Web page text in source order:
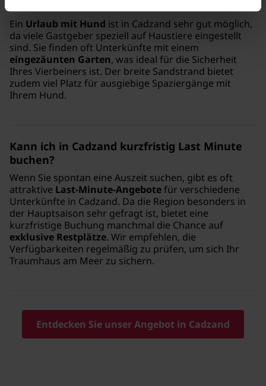
Ein Urlaub mit Hund ist in Cadzand sehr gut möglich,
da viele Gastgeber speziell auf Haustiere eingestellt
sind. Sie finden oft Unterkünfte mit einem
eingezäunten Garten, was ideal für die Sicherheit
Ihres Vierbeiners ist. Der breite Sandstrand bietet
zudem viel Platz für ausgiebige Spaziergänge mit
Ihrem Hund.
Kann ich in Cadzand kurzfristig Last Minute
buchen?
Wenn Sie spontan eine Auszeit suchen, gibt es oft
attraktive Last-Minute-Angebotefür verschiedene
Unterkünfte in Cadzand. Da die Region besonders in
der Hauptsaison sehr gefragt ist, bietet eine
kurzfristige Buchung manchmal die Chance auf
exklusive Restplätze. Wir empfehlen, die
Verfügbarkeiten regelmäßig zu prüfen, um sich Ihr
Traumhaus am Meer zu sichern.
Entdecken Sie unser Angebot in Cadzand